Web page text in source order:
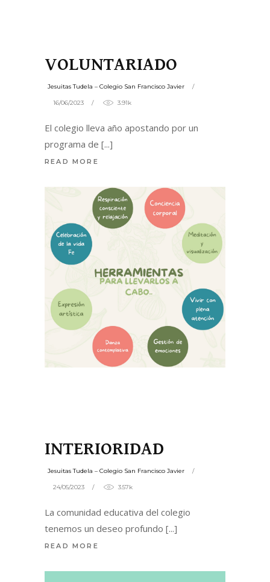
VOLUNTARIADO
Jesuitas Tudela – Colegio San Francisco Javier
16/06/2023 3.91k
El colegio lleva año apostando por un
programa de
READ MORE
INTERIORIDAD
Jesuitas Tudela – Colegio San Francisco Javier
24/05/2023 3.57k
La comunidad educativa del colegio
tenemos un deseo profundo
READ MORE